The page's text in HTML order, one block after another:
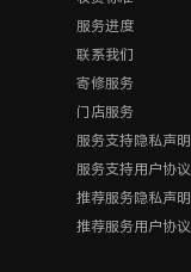
服务进度
联系我们
寄修服务
门店服务
服务支持隐私声明
服务支持用户协议
推荐服务隐私声明
推荐服务用户协议